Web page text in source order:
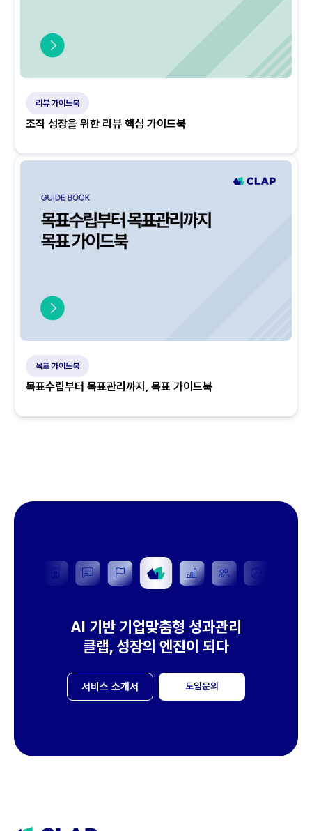
리뷰 가이드북
조직 성장을 위한 리뷰 핵심 가이드북
목표 가이드북
목표수립부터 목표관리까지, 목표 가이드북
AI 기반 기업맞춤형 성과관리
클랩, 성장의 엔진이 되다
서비스 소개서 도입문의